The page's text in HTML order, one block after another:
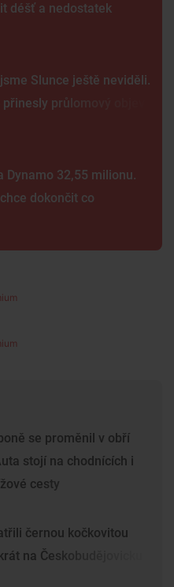
déšť a nedostatek
Slunce ještě neviděli.
průlomový objev
Dynamo 32,55 milionu.
dokončit co
se proměnil v obří
stojí na chodnících i
cesty
černou kočkovitou
na Českobudějovicku